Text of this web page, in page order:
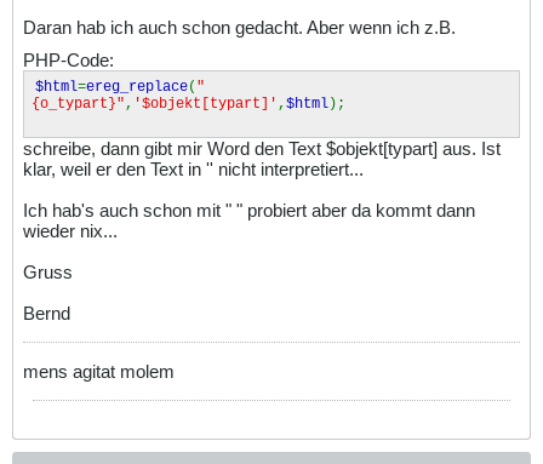
Daran hab ich auch schon gedacht. Aber wenn ich z.B.
PHP-Code:
$html=ereg_replace( "
{o_typart}" , '$objekt[typart]' , $html);
schreibe, dann gibt mir Word den Text $objekt[typart] aus. Ist
klar, weil er den Text in '' nicht interpretiert...
Ich hab's auch schon mit " " probiert aber da kommt dann
wieder nix...
Gruss
Bernd
mens agitat molem